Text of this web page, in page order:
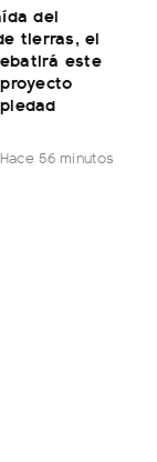
del
tierras, el
este
Hace 56 minutos